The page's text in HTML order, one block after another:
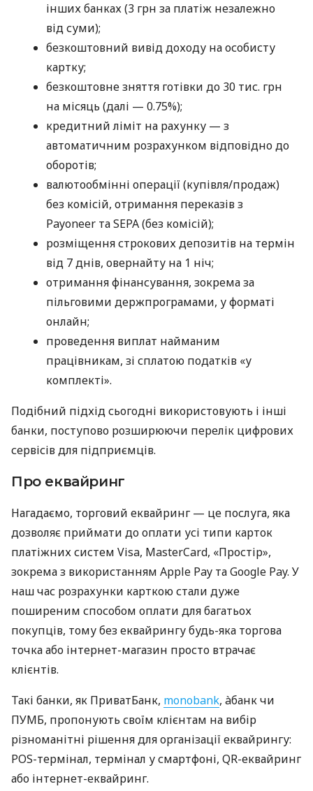
інших банках (3 грн за платіж незалежно
від суми);
безкоштовний вивід доходу на особисту
картку;
безкоштовне зняття готівки до 30 тис. грн
на місяць (далі — 0.75%);
кредитний ліміт на рахунку — з
автоматичним розрахунком відповідно до
оборотів;
валютообмінні операції (купівля/продаж)
без комісій, отримання переказів з
Payoneer та SEPA (без комісій);
розміщення строкових депозитів на термін
від 7 днів, овернайту на 1 ніч;
отримання фінансування, зокрема за
пільговими держпрограмами, у форматі
онлайн;
проведення виплат найманим
працівникам, зі сплатою податків «у
комплекті».
Подібний підхід сьогодні використовують і інші
банки, поступово розширюючи перелік цифрових
сервісів для підприємців.
Про еквайринг
Нагадаємо, торговий еквайринг — це послуга, яка
дозволяє приймати до оплати усі типи карток
платіжних систем Visa, MasterCard, «Простір»,
зокрема з використанням Apple Pay та Google Pay. У
наш час розрахунки карткою стали дуже
поширеним способом оплати для багатьох
покупців, тому без еквайрингу будь-яка торгова
точка або інтернет-магазин просто втрачає
клієнтів.
Такі банки, як ПриватБанк, monobank, àбанк чи
ПУМБ, пропонують своїм клієнтам на вибір
різноманітні рішення для організації еквайрингу:
POS-термінал, термінал у смартфоні, QR-еквайринг
або інтернет-еквайринг.